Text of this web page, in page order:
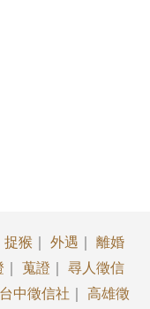
捉猴 外遇
離婚
蒐證
尋人徵信
台中徵信社 高雄徵